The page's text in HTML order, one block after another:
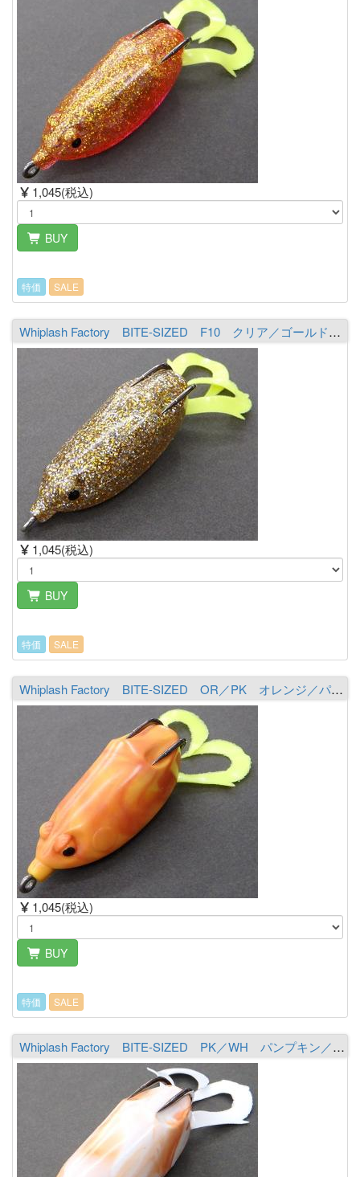
1,045(税込)
BUY
特価 SALE
Whiplash Factory BITE-SIZED F10 クリア／ゴールド&シルバー
1,045(税込)
BUY
特価 SALE
Whiplash Factory BITE-SIZED OR／PK オレンジ／パンプキン
1,045(税込)
BUY
特価 SALE
Whiplash Factory BITE-SIZED PK／WH パンプキン／ホワイト